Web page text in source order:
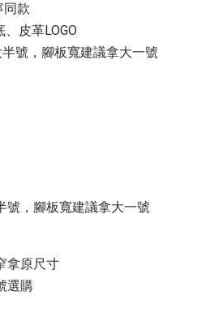
同款
皮革LOGO
號，腳板寬建議拿大一號
號，腳板寬建議拿大一號
拿原尺寸
選購